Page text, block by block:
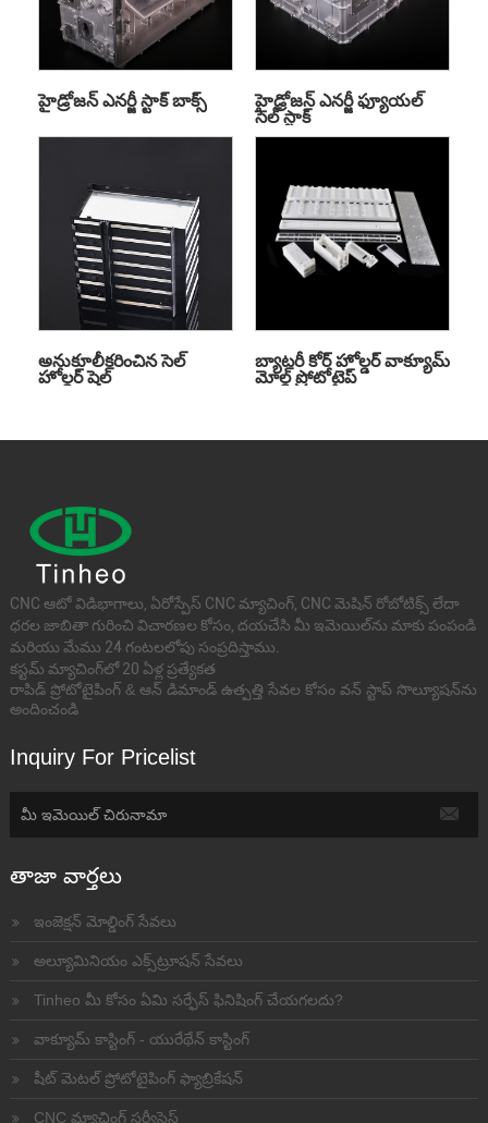
హైడ్రోజన్ ఎనర్జీ స్టాక్ బాక్స్
హైడ్రోజన్ ఎనర్జీ ఫ్యూయల్
సెల్ స్టాక్
అనుకూలీకరించిన సెల్
హోల్డర్ షెల్
బ్యాటరీ కోర్ హోల్డర్ వాక్యూమ్
మోల్డ్ ప్రోటోటైప్
CNC ఆటో విడిభాగాలు, ఏరోస్పేస్ CNC మ్యాచింగ్, CNC మెషిన్ రోబోటిక్స్ లేదా
ధరల జాబితా గురించి విచారణల కోసం, దయచేసి మీ ఇమెయిల్‌ను మాకు పంపండి
మరియు మేము 24 గంటలలోపు సంప్రదిస్తాము.
కస్టమ్ మ్యాచింగ్‌లో 20 ఏళ్ల ప్రత్యేకత
రాపిడ్ ప్రోటోటైపింగ్ & ఆన్ డిమాండ్ ఉత్పత్తి సేవల కోసం వన్ స్టాప్ సొల్యూషన్‌ను
అందించండి
Inquiry For Pricelist
తాజా వార్తలు
ఇంజెక్షన్ మోల్డింగ్ సేవలు
అల్యూమినియం ఎక్స్‌ట్రూషన్ సేవలు
Tinheo మీ కోసం ఏమి సర్ఫేస్ ఫినిషింగ్ చేయగలదు?
వాక్యూమ్ కాస్టింగ్ - యురేథేన్ కాస్టింగ్
షీట్ మెటల్ ప్రోటోటైపింగ్ ఫ్యాబ్రికేషన్
CNC మ్యాచింగ్ సర్వీసెస్